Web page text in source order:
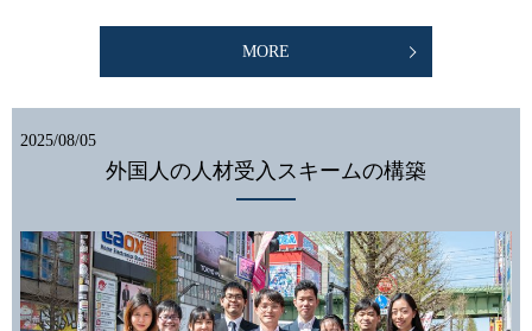
MORE
2025/08/05
外国人の人材受入スキームの構築